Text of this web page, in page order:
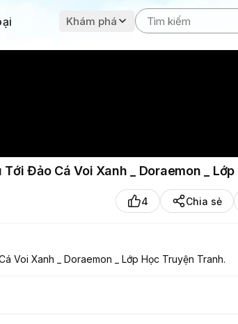
Khám phá
Đảo Cá Voi Xanh _ Doraemon _
4 Chia sẻ
Voi Xanh _ Doraemon _ Lớp Học Truyện Tranh.